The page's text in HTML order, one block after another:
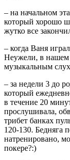
– на начальном
который хорошо
жутко все
– когда Ваня
Неужели, в нашем
музыкальным
– за недели 3 до
который
в течение 20
прослушивала,
трибет банках
120-130. Бедняга
натренировано,
покере?:)